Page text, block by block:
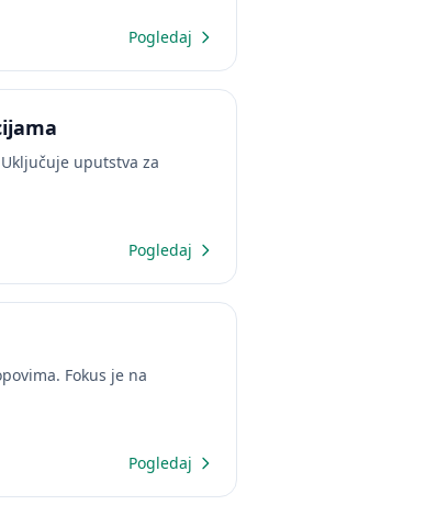
Pogledaj
uputstva za
Pogledaj
Fokus je na
Pogledaj